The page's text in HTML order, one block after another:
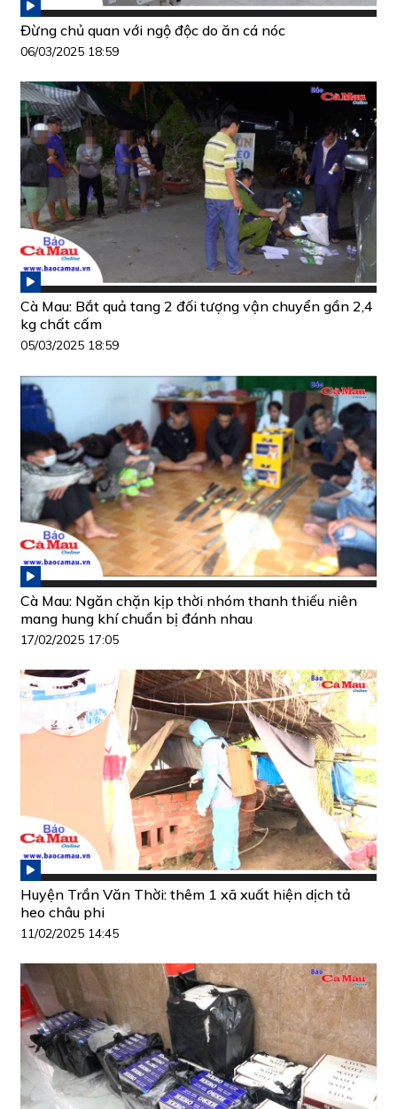
Đừng chủ quan với ngộ độc do ăn cá nóc
06/03/2025 18:59
Cà Mau: Bắt quả tang 2 đối tượng vận chuyển gần 2,4
kg chất cấm
05/03/2025 18:59
Cà Mau: Ngăn chặn kịp thời nhóm thanh thiếu niên
mang hung khí chuẩn bị đánh nhau
17/02/2025 17:05
Huyện Trần Văn Thời: thêm 1 xã xuất hiện dịch tả
heo châu phi
11/02/2025 14:45